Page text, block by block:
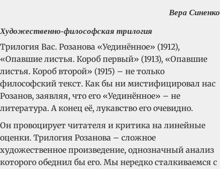
Вера Синенко
Художественно-философская трилогия
Трилогия Вас. Розанова «Уединённое» (1912),
«Опавшие листья. Короб первый» (1913), «Опавшие
листья. Короб второй» (1915) – не только
философский текст. Как бы ни мистифицировал нас
Розанов, заявляя, что его «Уединённое» – не
литература. А конец её, лукавство его очевидно.
Он провоцирует читателя и критика на линейные
оценки. Трилогия Розанова – сложное
художественное произведение, однозначный анализ
которого обеднил бы его. Мы нередко сталкиваемся с